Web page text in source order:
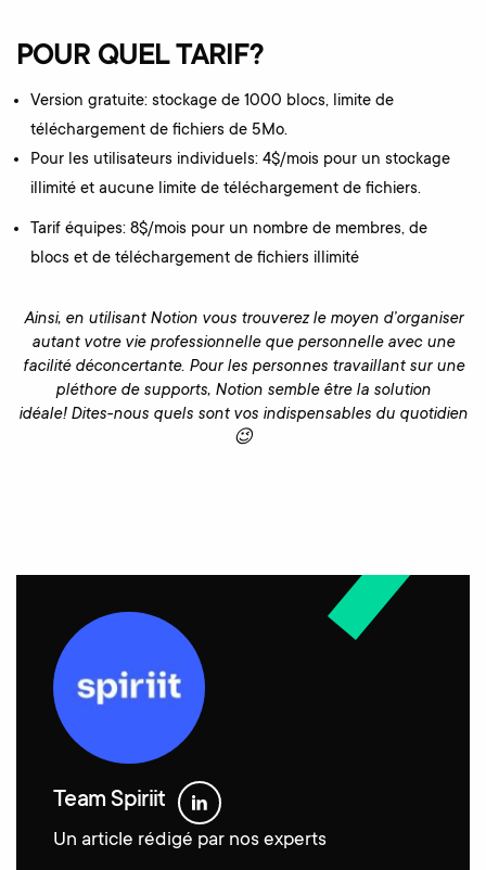
POUR QUEL TARIF?
Version gratuite: stockage de 1000 blocs, limite de
téléchargement de fichiers de 5Mo.
Pour les utilisateurs individuels: 4$/mois pour un stockage
illimité et aucune limite de téléchargement de fichiers.
Tarif équipes: 8$/mois pour un nombre de membres, de
blocs et de téléchargement de fichiers illimité
Ainsi, en utilisant Notion vous trouverez le moyen d’organiser
autant votre vie professionnelle que personnelle avec une
facilité déconcertante. Pour les personnes travaillant sur une
pléthore de supports, Notion semble être la solution
idéale! Dites-nous quels sont vos indispensables du quotidien
😉
Team Spiriit
Un article rédigé par nos experts